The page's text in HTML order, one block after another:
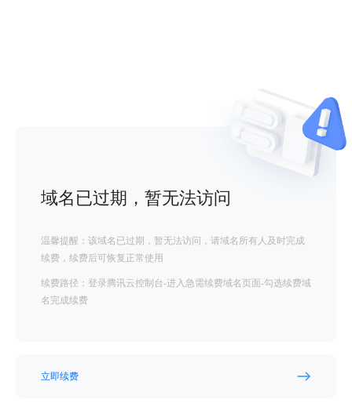
域名已过期，暂无法访问
温馨提醒：该域名已过期，暂无法访问，请域名所有人及时完成
续费，续费后可恢复正常使用
续费路径：登录腾讯云控制台-进入急需续费域名页面-勾选续费域
名完成续费
立即续费